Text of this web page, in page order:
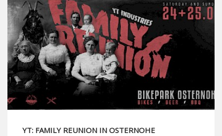
YT: FAMILY REUNION IN OSTERNOHE